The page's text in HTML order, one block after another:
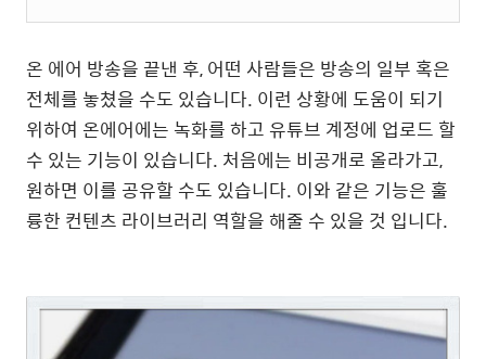
온 에어 방송을 끝낸 후, 어떤 사람들은 방송의 일부 혹은
전체를 놓쳤을 수도 있습니다. 이런 상황에 도움이 되기
위하여 온에어에는 녹화를 하고 유튜브 계정에 업로드 할
수 있는 기능이 있습니다. 처음에는 비공개로 올라가고,
원하면 이를 공유할 수도 있습니다. 이와 같은 기능은 훌
륭한 컨텐츠 라이브러리 역할을 해줄 수 있을 것 입니다.